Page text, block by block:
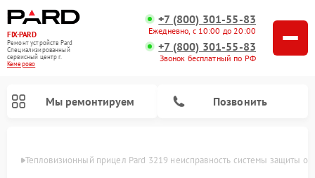
FIX-PARD
Ремонт устройств Pard
Специализированный
cервисный центр г.
Кемерово
+7 (800) 301-55-83
Ежедневно, с 10:00 до 20:00
+7 (800) 301-55-83
Звонок бесплатный по РФ
Мы ремонтируем Позвонить
Тепловизионный прицел Pard 3219 неисправность системы защиты от